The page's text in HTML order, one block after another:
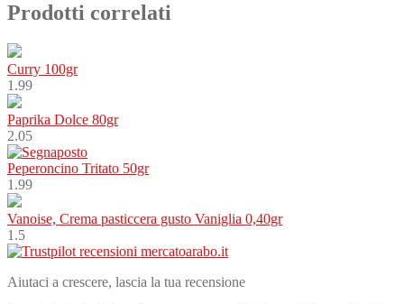
Prodotti correlati
Curry 100gr
1.99
Paprika Dolce 80gr
2.05
Peperoncino Tritato 50gr
1.99
Vanoise, Crema pasticcera gusto Vaniglia 0,40gr
1.5
Aiutaci a crescere, lascia la tua recensione